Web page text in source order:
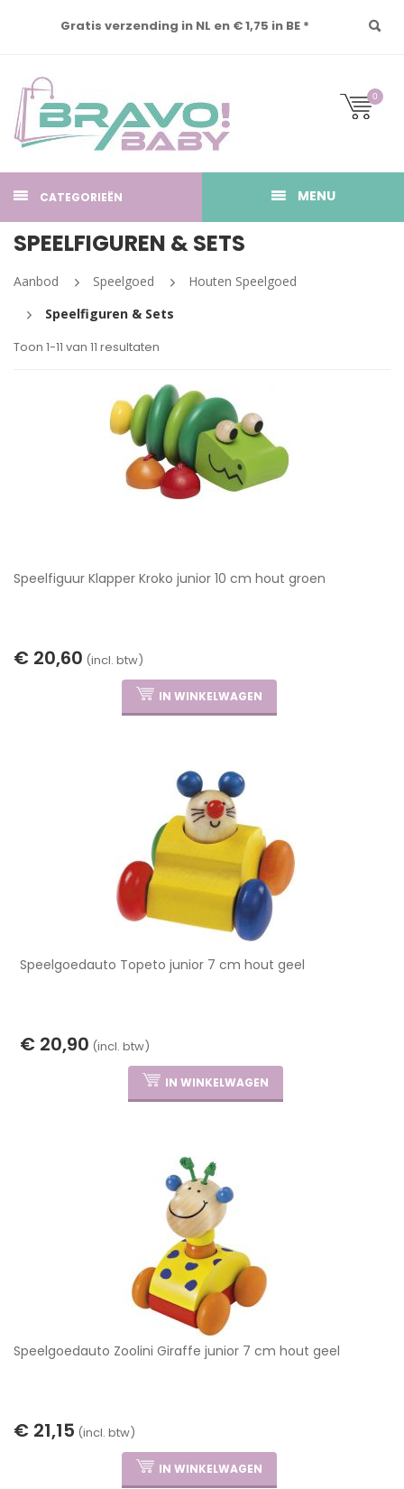
Gratis verzending in NL en € 1,75 in BE *
0
CATEGORIEËN MENU
SPEELFIGUREN & SETS
Aanbod Speelgoed
Houten Speelgoed
Speelfiguren & Sets
Toon 1-11 van 11 resultaten
Speelfiguur Klapper Kroko junior 10 cm hout groen
€ 20,60 (incl. btw)
IN WINKELWAGEN
Speelgoedauto Topeto junior 7 cm hout geel
€ 20,90 (incl. btw)
IN WINKELWAGEN
Speelgoedauto Zoolini Giraffe junior 7 cm hout geel
€ 21,15 (incl. btw)
IN WINKELWAGEN